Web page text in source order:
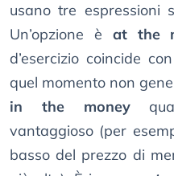
usano tre espressioni
Un’opzione è at the
d’esercizio coincide
quel momento non
in the money
vantaggioso (per
basso del prezzo di